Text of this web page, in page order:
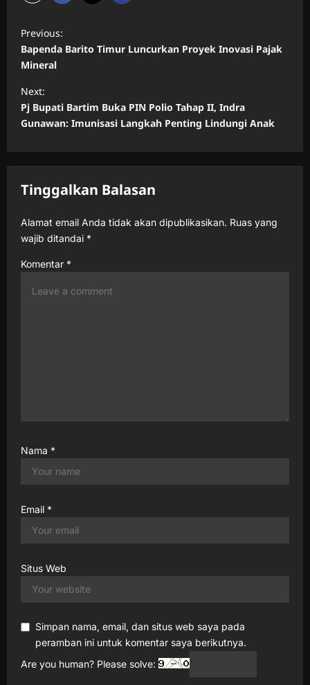
o
s
t
n
a
g
a
t
i
Previous:
Bapenda Barito Timur Luncurkan Proyek Inovasi Pajak
Mineral
Next:
Pj Bupati Bartim Buka PIN Polio Tahap II, Indra
Gunawan: Imunisasi Langkah Penting Lindungi Anak
Tinggalkan Balasan
Alamat email Anda tidak akan dipublikasikan. Ruas yang
wajib ditandai *
Komentar *
Nama *
Email *
Situs Web
Simpan nama, email, dan situs web saya pada
peramban ini untuk komentar saya berikutnya.
Are you human? Please solve: